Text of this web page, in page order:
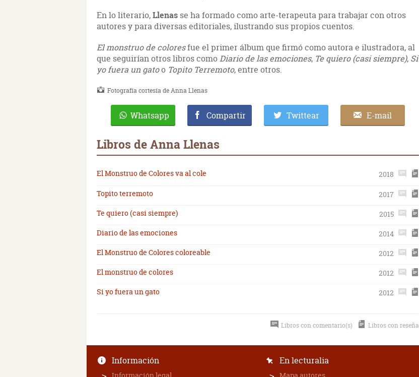
En lo literario,Llenas se ha formado como arte-terapeuta para trabajar con otros
autores y para diversas editoriales, ilustrando sus propios cuentos.
El monstruo de coloresfue el primer álbum que firmó como autora e ilustradora, al
que seguirían otros libros comoDiario de las emociones, Te quiero (casi siempre), Si
yo fuera un gatoo Topito Terremoto, entre otros.
Fotografía cortesía de Anna Llenas
Whatsapp Compartir Twittear E-mail
Libros de Anna Llenas
El Monstruo de Colores va al cole
2018
Topito terremoto
2017
Te quiero (casi siempre)
2015
Diario de las emociones
2014
El Monstruo de Colores coloreable
2012
El monstruo de colores
2012
Si yo fuera un gato
2012
Libros con comentario(s) Libros con reseña
Información En lecturalia